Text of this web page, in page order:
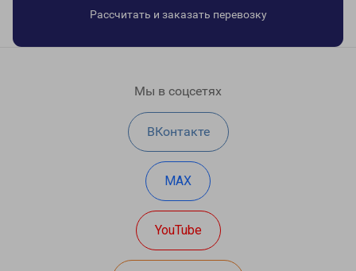
Рассчитать и заказать перевозку
Мы в соцсетях
ВКонтакте
MAX
YouTube